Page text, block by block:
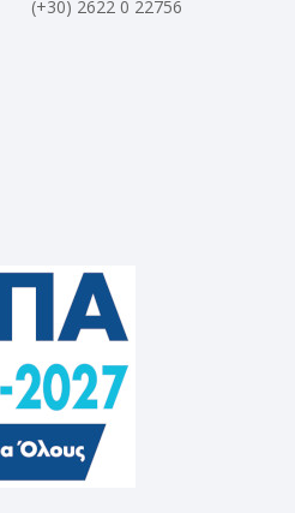
(+30) 2622 0 22756